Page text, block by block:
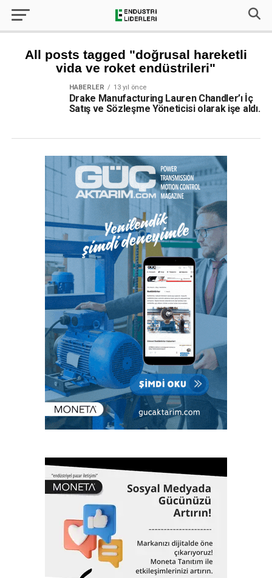
All posts tagged "doğrusal hareketli
vida ve roket endüstrileri"
HABERLER 13 yıl önce
Drake Manufacturing Lauren Chandler’ı İç
Satış ve Sözleşme Yöneticisi olarak işe aldı.